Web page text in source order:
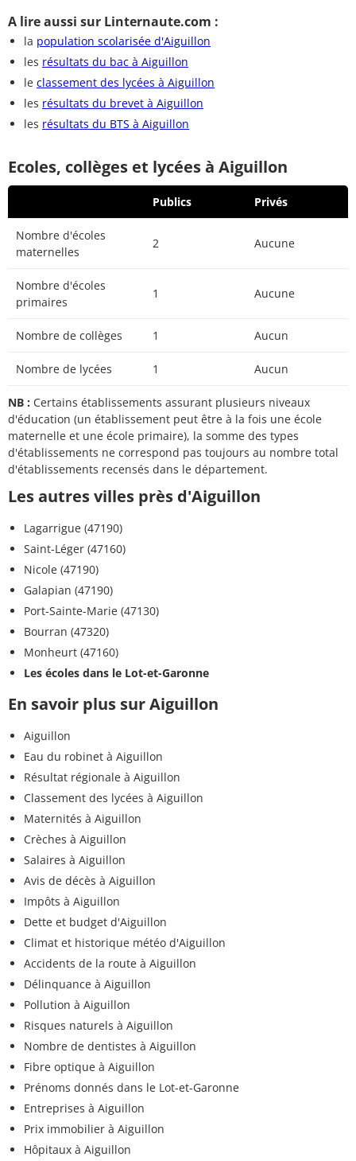
A lire aussi sur Linternaute.com :
la population scolarisée d'Aiguillon
les résultats du bac à Aiguillon
le classement des lycées à Aiguillon
les résultats du brevet à Aiguillon
les résultats du BTS à Aiguillon
Ecoles, collèges et lycées à Aiguillon
Publics Privés
Nombre d'écoles
maternelles
2 Aucune
Nombre d'écoles
primaires
1 Aucune
Nombre de collèges 1 Aucun
Nombre de lycées 1 Aucun
NB : Certains établissements assurant plusieurs niveaux
d'éducation (un établissement peut être à la fois une école
maternelle et une école primaire), la somme des types
d'établissements ne correspond pas toujours au nombre total
d'établissements recensés dans le département.
Les autres villes près d'Aiguillon
Lagarrigue (47190)
Saint-Léger (47160)
Nicole (47190)
Galapian (47190)
Port-Sainte-Marie (47130)
Bourran (47320)
Monheurt (47160)
Les écoles dans le Lot-et-Garonne
En savoir plus sur Aiguillon
Aiguillon
Eau du robinet à Aiguillon
Résultat régionale à Aiguillon
Classement des lycées à Aiguillon
Maternités à Aiguillon
Crèches à Aiguillon
Salaires à Aiguillon
Avis de décès à Aiguillon
Impôts à Aiguillon
Dette et budget d'Aiguillon
Climat et historique météo d'Aiguillon
Accidents de la route à Aiguillon
Délinquance à Aiguillon
Pollution à Aiguillon
Risques naturels à Aiguillon
Nombre de dentistes à Aiguillon
Fibre optique à Aiguillon
Prénoms donnés dans le Lot-et-Garonne
Entreprises à Aiguillon
Prix immobilier à Aiguillon
Hôpitaux à Aiguillon